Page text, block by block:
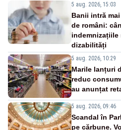
5 aug. 2026, 15:03
Banii intră
de români:
indemnizațiile
dizabilități
5 aug. 2026, 10:29
Marile lanțuri
reduc
au anunțat
5 aug. 2026, 09:46
Scandal în
pe cărbune.